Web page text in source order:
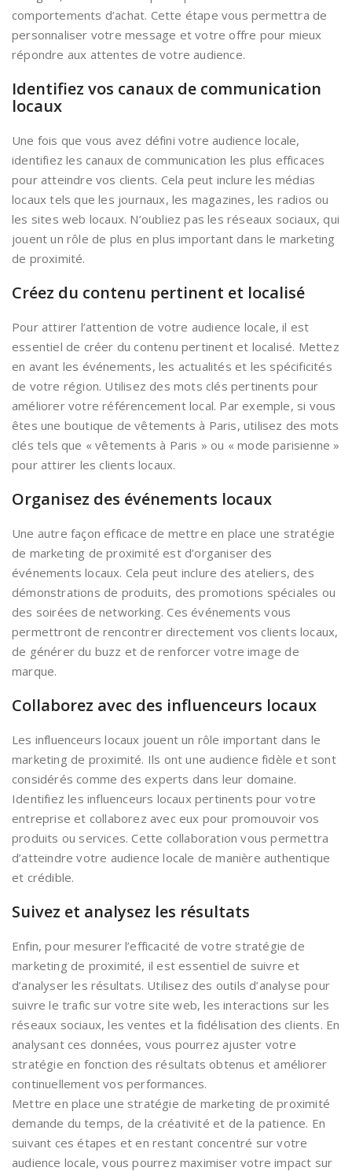
comportements d’achat. Cette étape vous permettra de
personnaliser votre message et votre offre pour mieux
répondre aux attentes de votre audience.
Identifiez vos canaux de communication
locaux
Une fois que vous avez défini votre audience locale,
identifiez les canaux de communication les plus efficaces
pour atteindre vos clients. Cela peut inclure les médias
locaux tels que les journaux, les magazines, les radios ou
les sites web locaux. N’oubliez pas les réseaux sociaux, qui
jouent un rôle de plus en plus important dans le marketing
de proximité.
Créez du contenu pertinent et localisé
Pour attirer l’attention de votre audience locale, il est
essentiel de créer du contenu pertinent et localisé. Mettez
en avant les événements, les actualités et les spécificités
de votre région. Utilisez des mots clés pertinents pour
améliorer votre référencement local. Par exemple, si vous
êtes une boutique de vêtements à Paris, utilisez des mots
clés tels que « vêtements à Paris » ou « mode parisienne »
pour attirer les clients locaux.
Organisez des événements locaux
Une autre façon efficace de mettre en place une stratégie
de marketing de proximité est d’organiser des
événements locaux. Cela peut inclure des ateliers, des
démonstrations de produits, des promotions spéciales ou
des soirées de networking. Ces événements vous
permettront de rencontrer directement vos clients locaux,
de générer du buzz et de renforcer votre image de
marque.
Collaborez avec des influenceurs locaux
Les influenceurs locaux jouent un rôle important dans le
marketing de proximité. Ils ont une audience fidèle et sont
considérés comme des experts dans leur domaine.
Identifiez les influenceurs locaux pertinents pour votre
entreprise et collaborez avec eux pour promouvoir vos
produits ou services. Cette collaboration vous permettra
d’atteindre votre audience locale de manière authentique
et crédible.
Suivez et analysez les résultats
Enfin, pour mesurer l’efficacité de votre stratégie de
marketing de proximité, il est essentiel de suivre et
d’analyser les résultats. Utilisez des outils d’analyse pour
suivre le trafic sur votre site web, les interactions sur les
réseaux sociaux, les ventes et la fidélisation des clients. En
analysant ces données, vous pourrez ajuster votre
stratégie en fonction des résultats obtenus et améliorer
continuellement vos performances.
Mettre en place une stratégie de marketing de proximité
demande du temps, de la créativité et de la patience. En
suivant ces étapes et en restant concentré sur votre
audience locale, vous pourrez maximiser votre impact sur